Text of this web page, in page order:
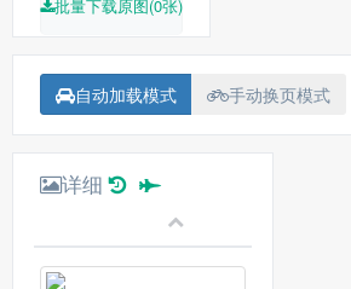
批量下载原图(0张)
自动加载模式 手动换页模式
详细